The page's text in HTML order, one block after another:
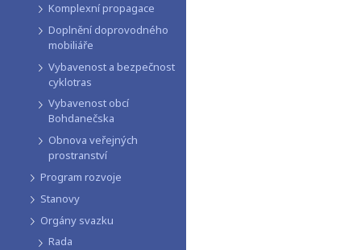
Komplexní propagace
Doplnění doprovodného
mobiliáře
Vybavenost a bezpečnost
cyklotras
Vybavenost obcí
Bohdanečska
Obnova veřejných
prostranství
Program rozvoje
Stanovy
Orgány svazku
Rada